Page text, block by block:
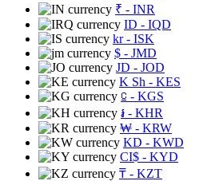
₹ - INR
ID - IQD
kr- ISK
$ - JMD
JD - JOD
K Sh - KES
⃀ - KGS
៛ - KHR
₩ - KRW
KD - KWD
CI$ - KYD
₸ - KZT